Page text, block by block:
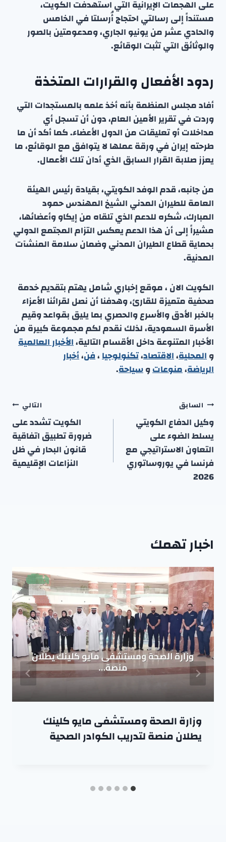
على الهجمات الإيرانية التي استهدفت الكويت،
مستنداً إلى رسالتي احتجاج أُرسلتا في الخامس
والحادي عشر من يونيو الجاري، ومدعومتين بالصور
والوثائق التي تثبت الوقائع.
ردود الأفعال والقرارات المتخذة
أفاد مجلس المنظمة بأنه أخذ علمه بالمستجدات التي
وردت في تقرير الأمين العام، دون أن تسجل أي
مداخلات أو تعليقات من الدول الأعضاء. كما أكد أن ما
طرحته إيران في ورقة عملها لا يتوافق مع الوقائع، ما
يعزز صلابة القرار السابق الذي أدان تلك الأعمال.
من جانبه، قدم الوفد الكويتي، بقيادة رئيس الهيئة
العامة للطيران المدني الشيخ المهندس حمود
المبارك، شكره للدعم الذي تلقاه من إيكاو وأعضائها،
مشيراً إلى أن هذا الدعم يعكس التزام المجتمع الدولي
بحماية قطاع الطيران المدني وضمان سلامة المنشآت
المدنية.
الكويت الان ، موقع إخباري شامل يهتم بتقديم خدمة
صحفية متميزة للقارئ، وهدفنا أن نصل لقرائنا الأعزاء
بالخبر الأدق والأسرع والحصري بما يليق بقواعد وقيم
الأسرة السعودية، لذلك نقدم لكم مجموعة كبيرة من
الأخبار المتنوعة داخل الأقسام التالية،الأخبار العالمية
والمحلية،الاقتصاد،تكنولوجيا،فن،أخبار
الرياضة،منوعاتوسياحة.
تصفّح
المقالات
السابق
وكيل الدفاع الكويتي
يسلط الضوء على
التعاون الاستراتيجي مع
فرنسا في يوروساتوري
2026
التالي
الكويت تشدد على
ضرورة تطبيق اتفاقية
قانون البحار في ظل
النزاعات الإقليمية
اخبار تهمك
وزارة الصحة ومستشفى مايو كلينك
يطلان منصة لتدريب الكوادر الصحية